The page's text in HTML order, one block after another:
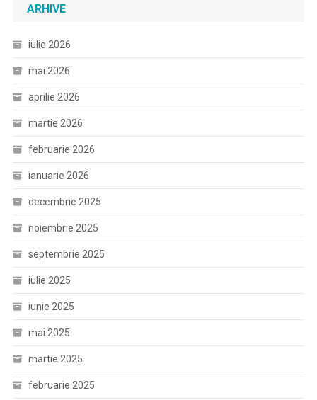
ARHIVE
iulie 2026
mai 2026
aprilie 2026
martie 2026
februarie 2026
ianuarie 2026
decembrie 2025
noiembrie 2025
septembrie 2025
iulie 2025
iunie 2025
mai 2025
martie 2025
februarie 2025